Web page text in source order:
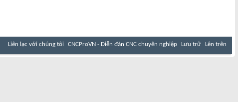
Liên lạc với chúng tôi CNCProVN - Diễn đàn CNC chuyên nghiệp Lưu trữ Lên trên